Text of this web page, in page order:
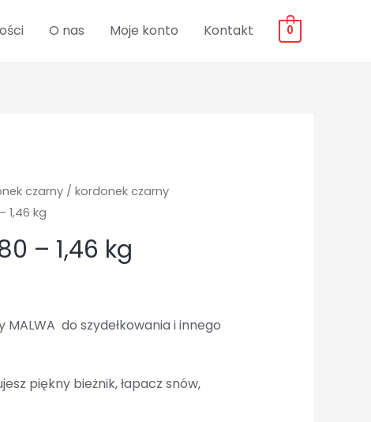
O nas Moje konto Kontakt 0
czarny /kordonek czarny
1,46 kg
– 1,46 kg
MALWA do szydełkowania i innego
piękny bieżnik, łapacz snów,